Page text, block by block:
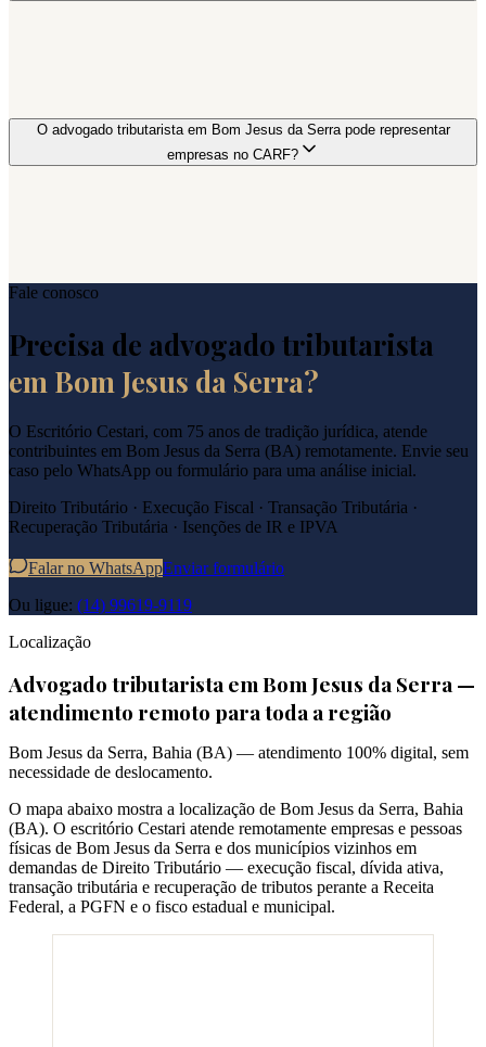
O advogado tributarista em Bom Jesus da Serra pode representar
empresas no CARF?
Fale conosco
Precisa de advogado tributarista
em Bom Jesus da Serra?
O Escritório Cestari, com 75 anos de tradição jurídica, atende
contribuintes em Bom Jesus da Serra (BA) remotamente. Envie seu
caso pelo WhatsApp ou formulário para uma análise inicial.
Direito Tributário · Execução Fiscal · Transação Tributária ·
Recuperação Tributária · Isenções de IR e IPVA
Falar no WhatsAppEnviar formulário
Ou ligue: (14) 99619-9119
Localização
Advogado tributarista emBom Jesus da Serra —
atendimento remoto para toda a região
Bom Jesus da Serra, Bahia (BA) — atendimento 100% digital, sem
necessidade de deslocamento.
O mapa abaixo mostra a localização de Bom Jesus da Serra, Bahia
(BA). O escritório Cestari atende remotamente empresas e pessoas
físicas de Bom Jesus da Serra e dos municípios vizinhos em
demandas de Direito Tributário — execução fiscal, dívida ativa,
transação tributária e recuperação de tributos perante a Receita
Federal, a PGFN e o fisco estadual e municipal.